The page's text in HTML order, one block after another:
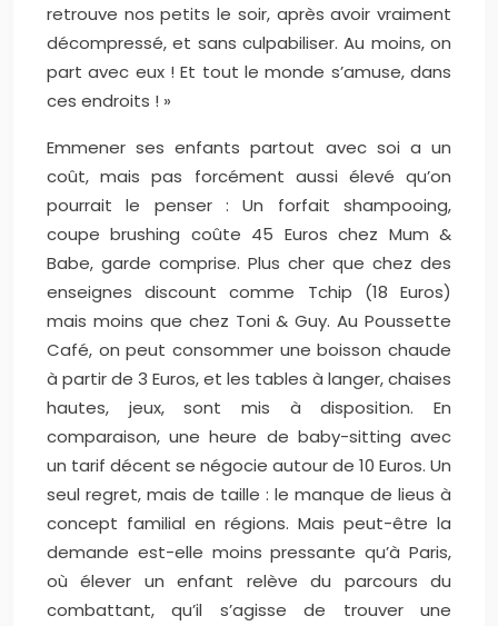
retrouve nos petits le soir, après avoir vraiment
décompressé, et sans culpabiliser. Au moins, on
part avec eux ! Et tout le monde s’amuse, dans
ces endroits ! »
Emmener ses enfants partout avec soi a un
coût, mais pas forcément aussi élevé qu’on
pourrait le penser : Un forfait shampooing,
coupe brushing coûte 45 Euros chez Mum &
Babe, garde comprise. Plus cher que chez des
enseignes discount comme Tchip (18 Euros)
mais moins que chez Toni & Guy. Au Poussette
Café, on peut consommer une boisson chaude
à partir de 3 Euros, et les tables à langer, chaises
hautes, jeux, sont mis à disposition. En
comparaison, une heure de baby-sitting avec
un tarif décent se négocie autour de 10 Euros. Un
seul regret, mais de taille : le manque de lieus à
concept familial en régions. Mais peut-être la
demande est-elle moins pressante qu’à Paris,
où élever un enfant relève du parcours du
combattant, qu’il s’agisse de trouver une